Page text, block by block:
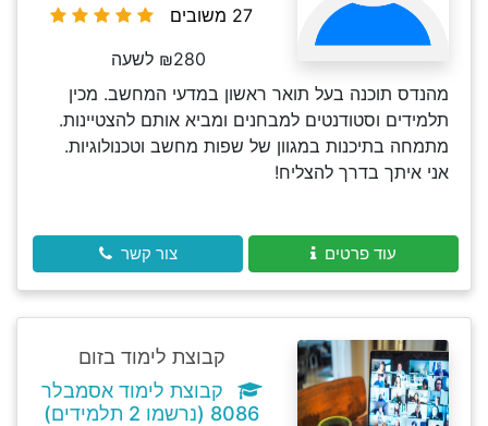
27 משובים
₪280 לשעה
מהנדס תוכנה בעל תואר ראשון במדעי המחשב. מכין
תלמידים וסטודנטים למבחנים ומביא אותם להצטיינות.
מתמחה בתיכנות במגוון של שפות מחשב וטכנולוגיות.
אני איתך בדרך להצליח!
עוד פרטים צור קשר
קבוצת לימוד בזום
קבוצת לימוד אסמבלר
8086 (נרשמו 2 תלמידים)